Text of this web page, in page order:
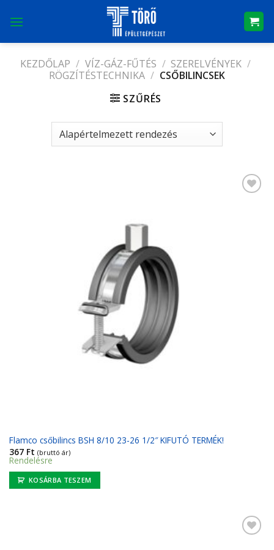
KEZDŐLAP / VÍZ-GÁZ-FŰTÉS / SZERELVÉNYEK /
RÖGZÍTÉSTECHNIKA / CSŐBILINCSEK
SZŰRÉS
Flamco csőbilincs BSH 8/10 23-26 1/2″ KIFUTÓ TERMÉK!
367 Ft (bruttó ár)
Rendelésre
KOSÁRBA TESZEM